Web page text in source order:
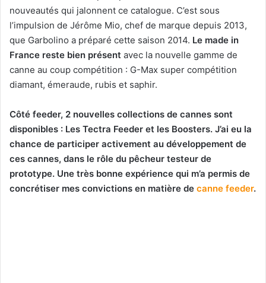
nouveautés qui jalonnent ce catalogue. C’est sous
l’impulsion de Jérôme Mio, chef de marque depuis 2013,
que Garbolino a préparé cette saison 2014. Le made in
France reste bien présent avec la nouvelle gamme de
canne au coup compétition : G-Max super compétition
diamant, émeraude, rubis et saphir.
Côté feeder, 2 nouvelles collections de cannes sont
disponibles : Les Tectra Feeder et les Boosters. J’ai eu la
chance de participer activement au développement de
ces cannes, dans le rôle du pêcheur testeur de
prototype. Une très bonne expérience qui m’a permis de
concrétiser mes convictions en matière de canne feeder.